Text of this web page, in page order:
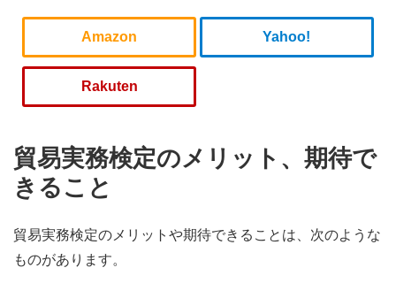
Amazon Yahoo!
Rakuten
貿易実務検定のメリット、期待で
きること
貿易実務検定のメリットや期待できることは、次のような
ものがあります。